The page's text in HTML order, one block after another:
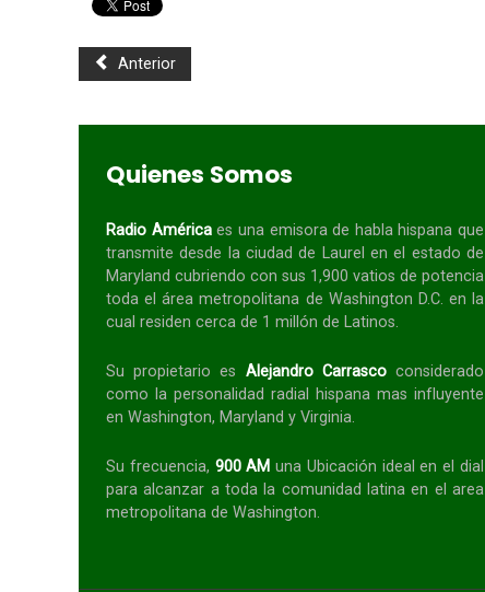
Anterior
Quienes Somos
Radio Américaes una emisora de habla hispana que
transmite desde la ciudad de Laurel en el estado de
Maryland cubriendo con sus 1,900 vatios de potencia
toda el área metropolitana de Washington D.C. en la
cual residen cerca de 1 millón de Latinos.
Su propietario es Alejandro Carrascoconsiderado
como la personalidad radial
hispana mas influyente
en Washington, Maryland y Virginia.
Su frecuencia, 900 AM una Ubicación ideal en el dial
para alcanzar a toda la comunidad latina en el area
metropolitana de Washington.